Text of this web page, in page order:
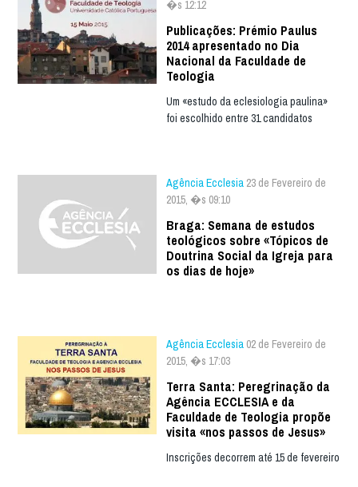
�s 12:12
Publicações: Prémio Paulus
2014 apresentado no Dia
Nacional da Faculdade de
Teologia
Um «estudo da eclesiologia paulina»
foi escolhido entre 31 candidatos
Agência Ecclesia 23 de Fevereiro de
2015, �s 09:10
Braga: Semana de estudos
teológicos sobre «Tópicos de
Doutrina Social da Igreja para
os dias de hoje»
Agência Ecclesia 02 de Fevereiro de
2015, �s 17:03
Terra Santa: Peregrinação da
Agência ECCLESIA e da
Faculdade de Teologia propõe
visita «nos passos de Jesus»
Inscrições decorrem até 15 de fevereiro